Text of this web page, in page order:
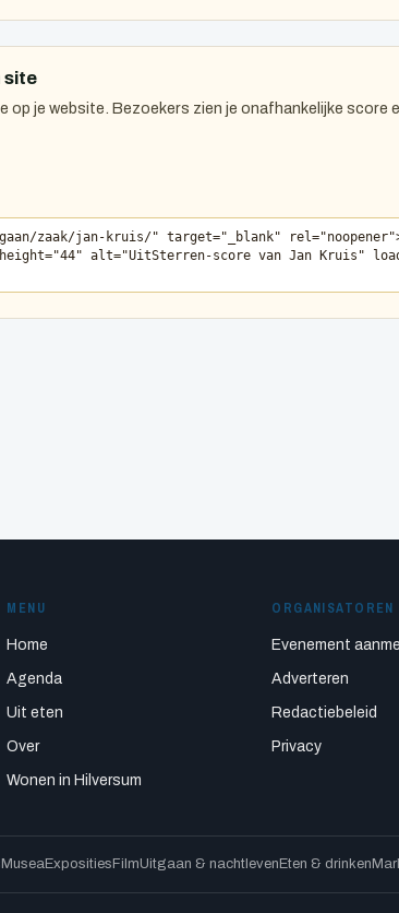
site
je website. Bezoekers zien je onafhankelijke score
MENU
Home
Agenda
Uit eten
Over
Wonen in Hilversum
ORGANISATOREN
Evenement
Adverteren
Redactiebeleid
Privacy
MuseaExpositiesFilmUitgaan & nachtlevenEten & drinken